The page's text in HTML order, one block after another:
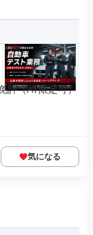
許（AT限定可）
気になる